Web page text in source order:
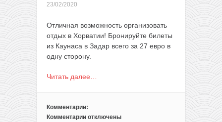
23/02/2020
Отличная возможность организовать
отдых в Хорватии! Бронируйте билеты
из Каунаса в Задар всего за 27 евро в
одну сторону.
Читать далее…
Комментарии:
Комментарии отключены